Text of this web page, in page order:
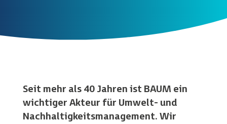
Seit mehr als 40 Jahren ist BAUM ein
wichtiger Akteur für Umwelt- und
Nachhaltigkeitsmanagement. Wir